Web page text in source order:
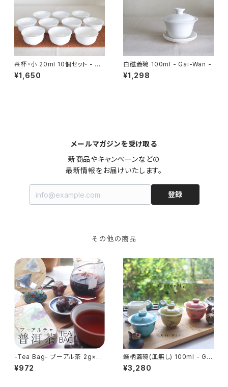
茶杯・小 20ml 10個セット - Te
a Cup Small / 10pcs -
¥1,650
白磁蓋碗 100ml - Gai-Wan -
¥1,298
メールマガジンを受け取る
新商品やキャンペーンなどの
最新情報をお届けいたします。
登録
その他の商品
-Tea Bag- プーアル茶 2g×2
0包 - Pu-erh Tea Bag - 中
国茶 普洱茶 ティーバッグ
¥972
蝶柄蓋碗(皿無し) 100ml - Gai
-Wan -
¥3,280